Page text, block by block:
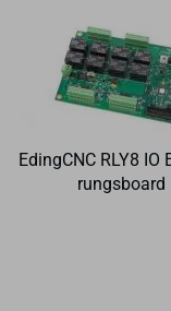
Eding­CNC RLY8 IO
rungs­board